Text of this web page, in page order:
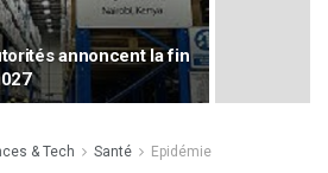
annoncent la fin
& Tech Santé Epidémie